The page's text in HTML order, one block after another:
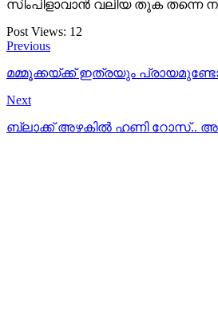
സിംപിളാവാൻ വലിയ തുക തന്നെ
Post Views: 12
Previous
മമ്മൂക്കയ്ക്ക് ഇത്രയും
Next
ബ്ലാക്ക് അഴകിൽ ഹണി റോസ്..